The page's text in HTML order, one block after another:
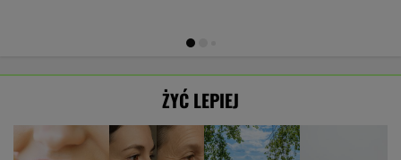
ŻYĆ LEPIEJ